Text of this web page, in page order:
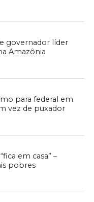
governador líder
Amazônia
para federal em
vez de puxador
em casa” –
pobres